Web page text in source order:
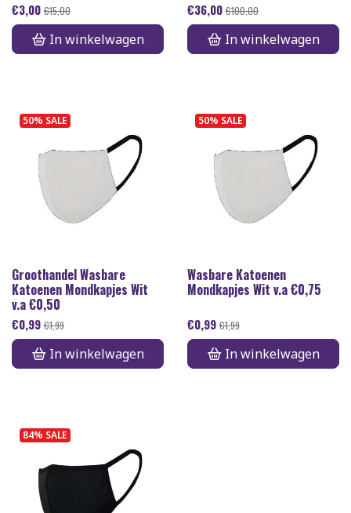
€3,00 €15,00
In winkelwagen
€36,00 €100,00
In winkelwagen
50% SALE
Groothandel Wasbare
Katoenen Mondkapjes Wit
v.a €0,50
€0,99 €1,99
In winkelwagen
50% SALE
Wasbare Katoenen
Mondkapjes Wit v.a €0,75
€0,99 €1,99
In winkelwagen
84% SALE